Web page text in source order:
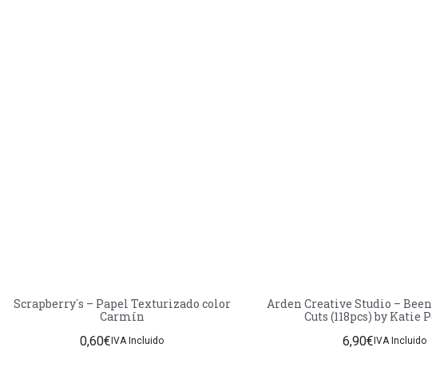
Scrapberry´s – Papel Texturizado color
Carmín
0,60€IVA Incluido
Arden Creative Studio –
Cuts (118pcs) by Katie
6,90€ IVA Incluido